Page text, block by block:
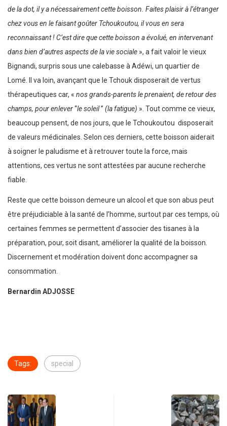
de la dot, il y a nécessairement cette boisson. Faites plaisir à l’étranger
chez vous en le faisant goûter Tchoukoutou, il vous en sera
reconnaissant ! C’est dire que cette boisson a évolué, en intervenant
dans bien d’autres aspects de la vie sociale », a fait valoir le vieux
Bignandi, surpris sous une calebasse à Adéwi, un quartier de
Lomé. Il va loin, avançant que le Tchouk disposerait de vertus
thérapeutiques car, « nos grands-parents le prenaient, de retour des
champs, pour enlever‘‘le soleil’’ (la fatigue) ». Tout comme ce vieux,
beaucoup pensent, de nos jours, que le Tchoukoutou disposerait
de valeurs médicinales. Selon ces derniers, cette boisson aiderait
à soigner le paludisme et à retrouver toute la force, mais
attentions, ces vertus ne sont attestées par aucune recherche
fiable.
Reste que cette boisson demeure un alcool et que son abus peut
être préjudiciable à la santé de l’homme, surtout par ces temps, où
certaines femmes se permettent d’associer des tisanes à la
préparation, pour, soit disant, améliorer la qualité de la boisson.
Discernement et modération doivent donc accompagner sa
consommation.
Bernardin ADJOSSE
Tags: special